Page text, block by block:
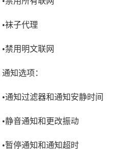
•袜子代理
•禁用明文联网
通知选项：
•通知过滤器和通知安静时间
•静音通知和更改振动
•暂停通知和通知超时